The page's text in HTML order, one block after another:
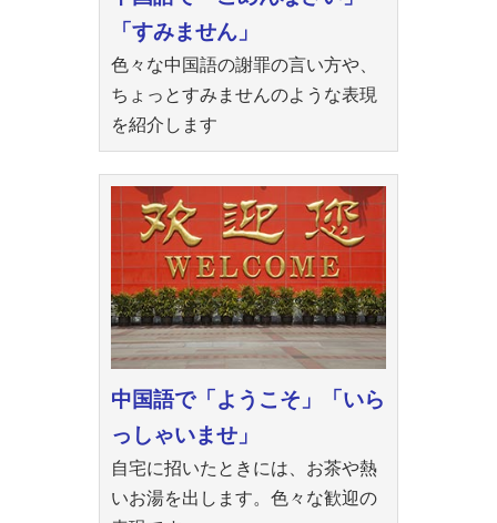
「すみません」
色々な中国語の謝罪の言い方や、
ちょっとすみませんのような表現
を紹介します
中国語で「ようこそ」「いら
っしゃいませ」
自宅に招いたときには、お茶や熱
いお湯を出します。色々な歓迎の